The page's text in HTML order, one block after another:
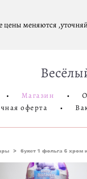
цены меняются
• Магазин •
оферта
•
> букет 1 фольга 6 хром